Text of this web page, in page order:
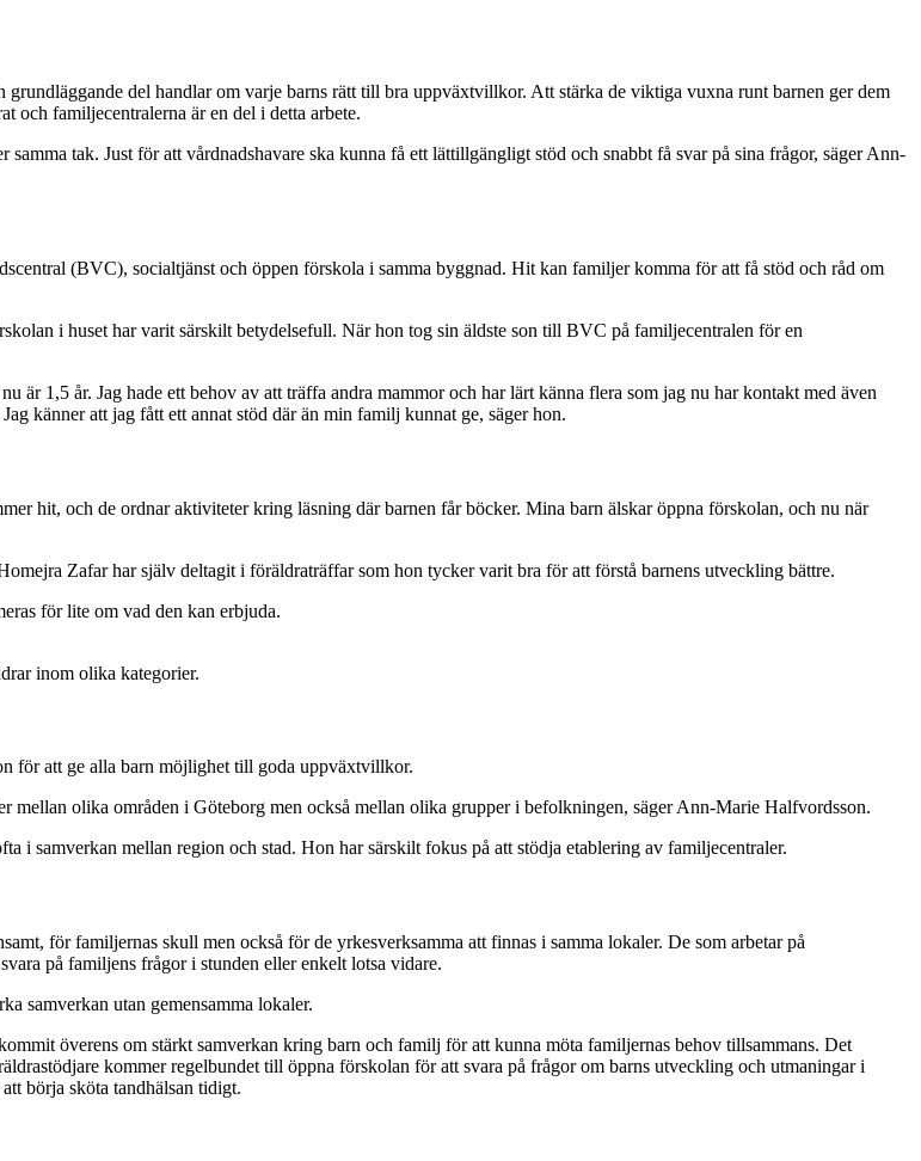
del handlar om varje barns rätt till bra uppväxtvillkor. Att stärka de viktiga vuxna runt barnen ger dem
och familjecentralerna är en del i detta arbete.
tak. Just för att vårdnadshavare ska kunna få ett lättillgängligt stöd och snabbt få svar på sina frågor, säger Ann-
(BVC), socialtjänst och öppen förskola i samma byggnad. Hit kan familjer komma för att få stöd och råd om
i huset har varit särskilt betydelsefull. När hon tog sin äldste son till BVC på familjecentralen för en
är 1,5 år. Jag hade ett behov av att träffa andra mammor och har lärt känna flera som jag nu har kontakt med även
känner att jag fått ett annat stöd där än min familj kunnat ge, säger hon.
hit, och de ordnar aktiviteter kring läsning där barnen får böcker. Mina barn älskar öppna förskolan, och nu när
Zafar har själv deltagit i föräldraträffar som hon tycker varit bra för att förstå barnens utveckling bättre.
för lite om vad den kan erbjuda.
inom olika kategorier.
för att ge alla barn möjlighet till goda uppväxtvillkor.
mellan olika områden i Göteborg men också mellan olika grupper i befolkningen, säger Ann-Marie Halfvordsson.
i samverkan mellan region och stad. Hon har särskilt fokus på att stödja etablering av familjecentraler.
för familjernas skull men också för de yrkesverksamma att finnas i samma lokaler. De som arbetar på
på familjens frågor i stunden eller enkelt lotsa vidare.
samverkan utan gemensamma lokaler.
överens om stärkt samverkan kring barn och familj för att kunna möta familjernas behov tillsammans. Det
kommer regelbundet till öppna förskolan för att svara på frågor om barns utveckling och utmaningar i
börja sköta tandhälsan tidigt.